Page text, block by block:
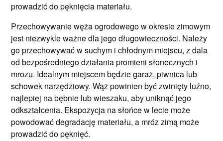
prowadzić do pęknięcia materiału.
Przechowywanie węża ogrodowego w okresie zimowym
jest niezwykle ważne dla jego długowieczności. Należy
go przechowywać w suchym i chłodnym miejscu, z dala
od bezpośredniego działania promieni słonecznych i
mrozu. Idealnym miejscem będzie garaż, piwnica lub
schowek narzędziowy. Wąż powinien być zwinięty luźno,
najlepiej na bębnie lub wieszaku, aby uniknąć jego
odkształcenia. Ekspozycja na słońce w lecie może
powodować degradację materiału, a mróz zimą może
prowadzić do pęknięć.